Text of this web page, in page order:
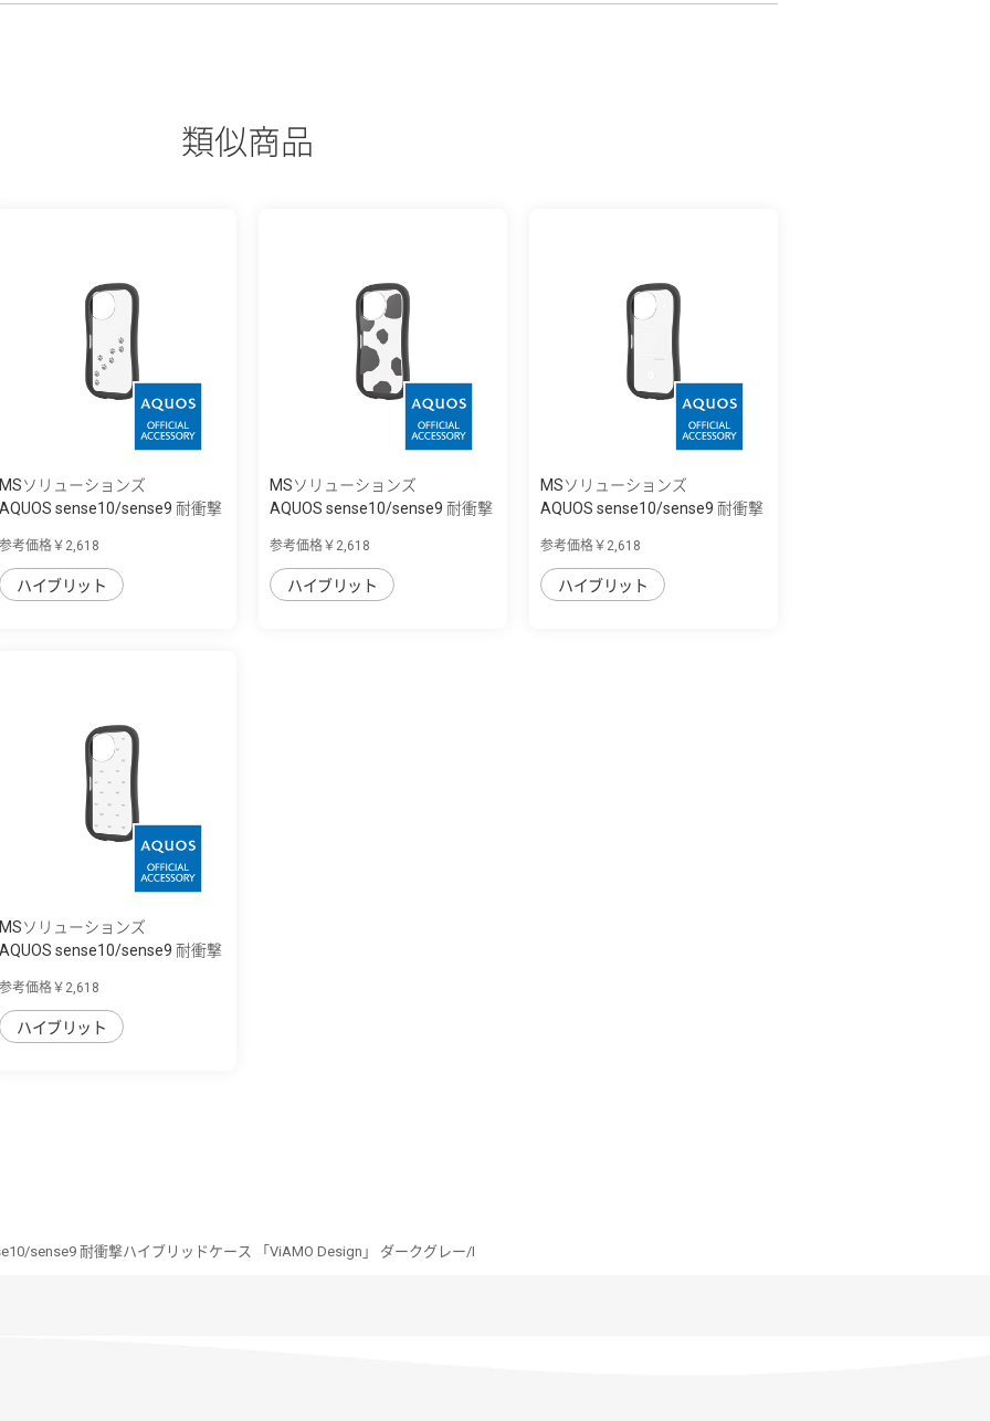
類似商品
MSソリューションズ
AQUOS sense10/sense9 耐衝撃
参考価格￥2,618
ハイブリット
MSソリューションズ
AQUOS sense10/sense9 耐衝撃
参考価格￥2,618
ハイブリット
MSソリューションズ
AQUOS sense10/sense9 耐衝撃
参考価格￥2,618
ハイブリット
MSソリューションズ
AQUOS sense10/sense9 耐衝撃
参考価格￥2,618
ハイブリット
sense9 耐衝撃ハイブリッドケース 「ViAMO Design」 ダークグレー/I